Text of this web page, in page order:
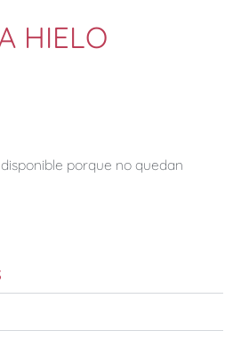
HIELO
porque no quedan